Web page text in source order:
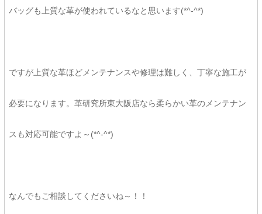
バッグも上質な革が使われているなと思います(*^-^*)
ですが上質な革ほどメンテナンスや修理は難しく、丁寧な施工が
必要になります。革研究所東大阪店なら柔らかい革のメンテナン
スも対応可能ですよ～(*^-^*)
なんでもご相談してくださいね～！！